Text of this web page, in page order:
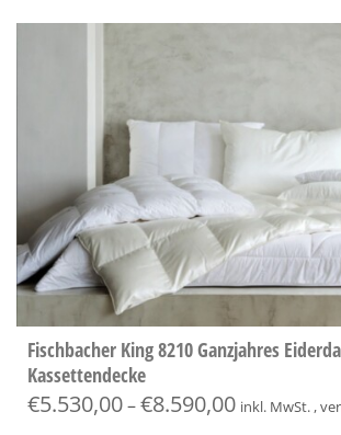
Fischbacher King 8210 Ganzjahres
Kassettendecke
€5.530,00–€8.590,00 inkl. MwSt. ,